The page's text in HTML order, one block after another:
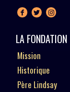
LA FONDATION
Mission
Historique
Père Lindsay